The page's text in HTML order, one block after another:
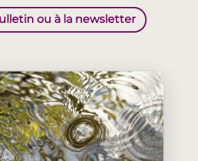
ou à la newsletter